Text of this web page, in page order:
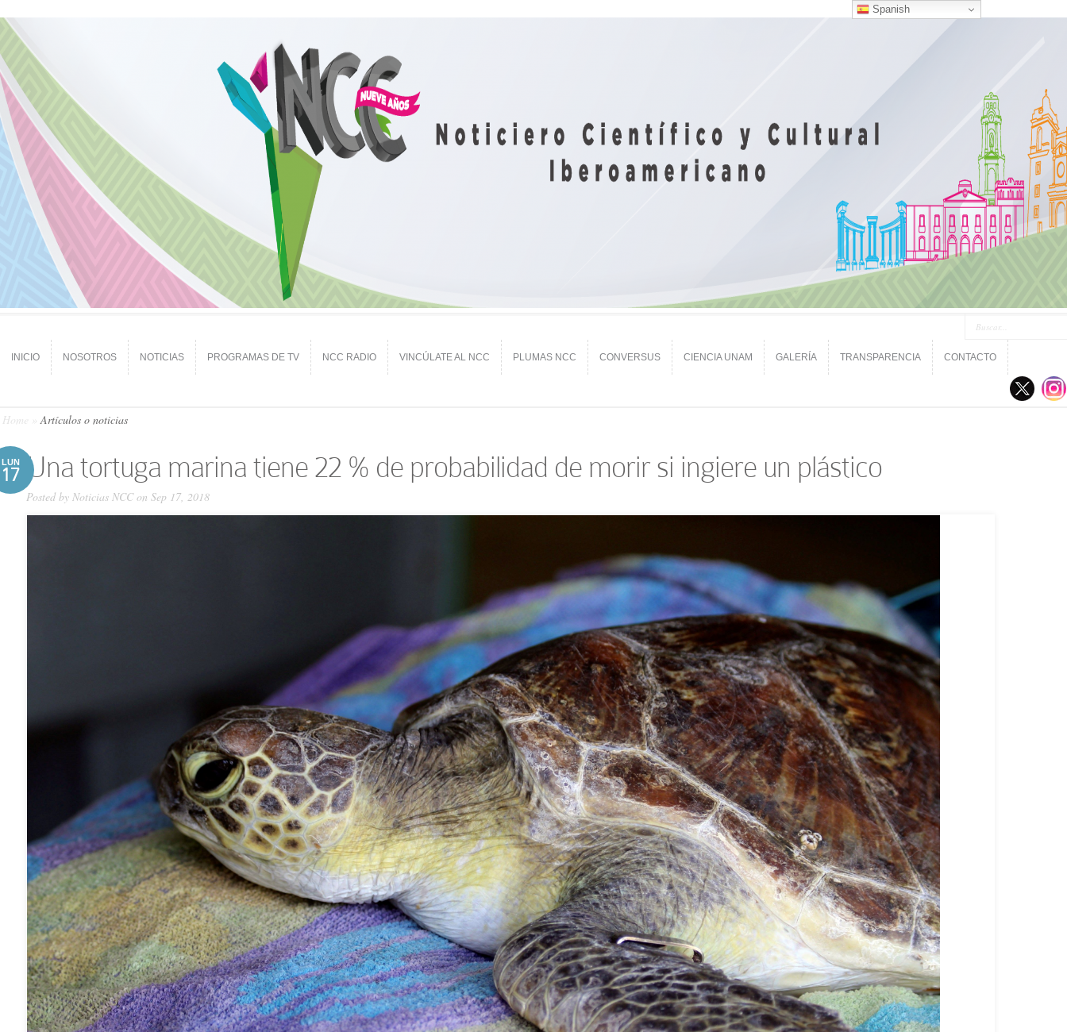
INICIO NOSOTROS NOTICIAS PROGRAMAS DE TV NCC RADIO VINCÚLATE AL NCC PLUMAS NCC CONVERSUS CIENCIA UNAM GALERÍA TRANSPARENCIA CONTACTO
Home Artículos o noticias
LUN
17 Una tortuga marina tiene 22 % de probabilidad de morir si ingiere un plástico
Posted by Noticias NCCon Sep 17, 2018
Spanish